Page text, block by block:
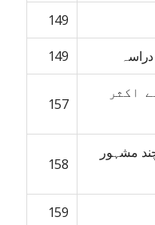
149
149
اکثر
157
مشہور
158
159